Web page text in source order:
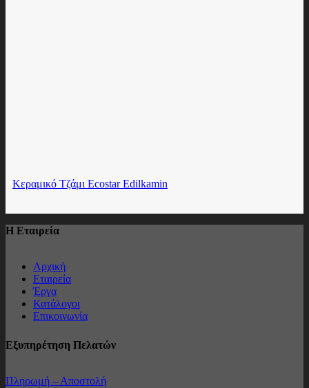
Κεραμικό Τζάμι Ecostar Edilkamin
Η Εταιρεία
Αρχική
Εταιρεία
Έργα
Κατάλογοι
Επικοινωνία
Εξυπηρέτηση Πελατών
Πληρωμή – Αποστολή